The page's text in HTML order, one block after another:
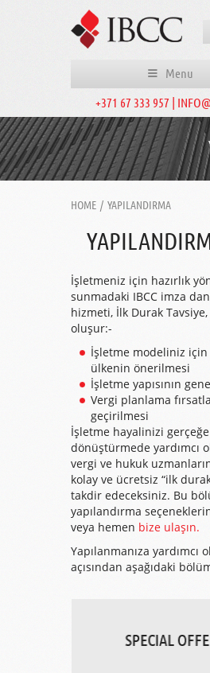
Menu
+371 67 333 957 |
HOME / YAPILANDIRMA
İşletmeniz için hazırlık
sunmadaki IBCC imza
hizmeti, İlk Durak
oluşur:-
İşletme modeliniz
ülkenin önerilmesi
İşletme yapısının
Vergi planlama
geçirilmesi
İşletme hayalinizi gerçeğe
dönüştürmede yardımcı
vergi ve hukuk
kolay ve ücretsiz “ilk
takdir edeceksiniz. Bu
yapılandırma
veya hemen bize ulaşın.
Yapılanmanıza yardımcı
açısından aşağıdaki